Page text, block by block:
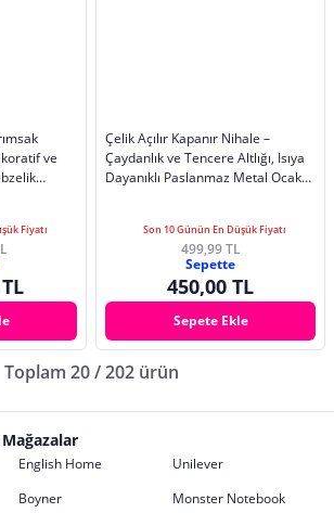
ve
Fiyatı
Çelik Açılır Kapanır Nihale –
Çaydanlık ve Tencere Altlığı, Isıya
Dayanıklı Paslanmaz Metal Ocak
Son 10 Günün En Düşük Fiyatı
499,99 TL
Sepette
450,00 TL
Sepete Ekle
Toplam 20 / 202 ürün
English Home
Unilever
Boyner Monster Notebook